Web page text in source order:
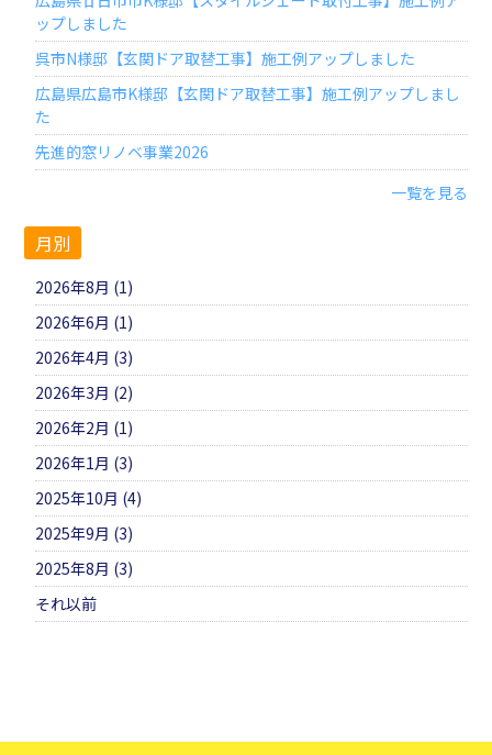
ップしました
呉市N様邸【玄関ドア取替工事】施工例アップしました
広島県広島市K様邸【玄関ドア取替工事】施工例アップしまし
た
先進的窓リノベ事業2026
一覧を見る
月別
2026年8月 (1)
2026年6月 (1)
2026年4月 (3)
2026年3月 (2)
2026年2月 (1)
2026年1月 (3)
2025年10月 (4)
2025年9月 (3)
2025年8月 (3)
それ以前